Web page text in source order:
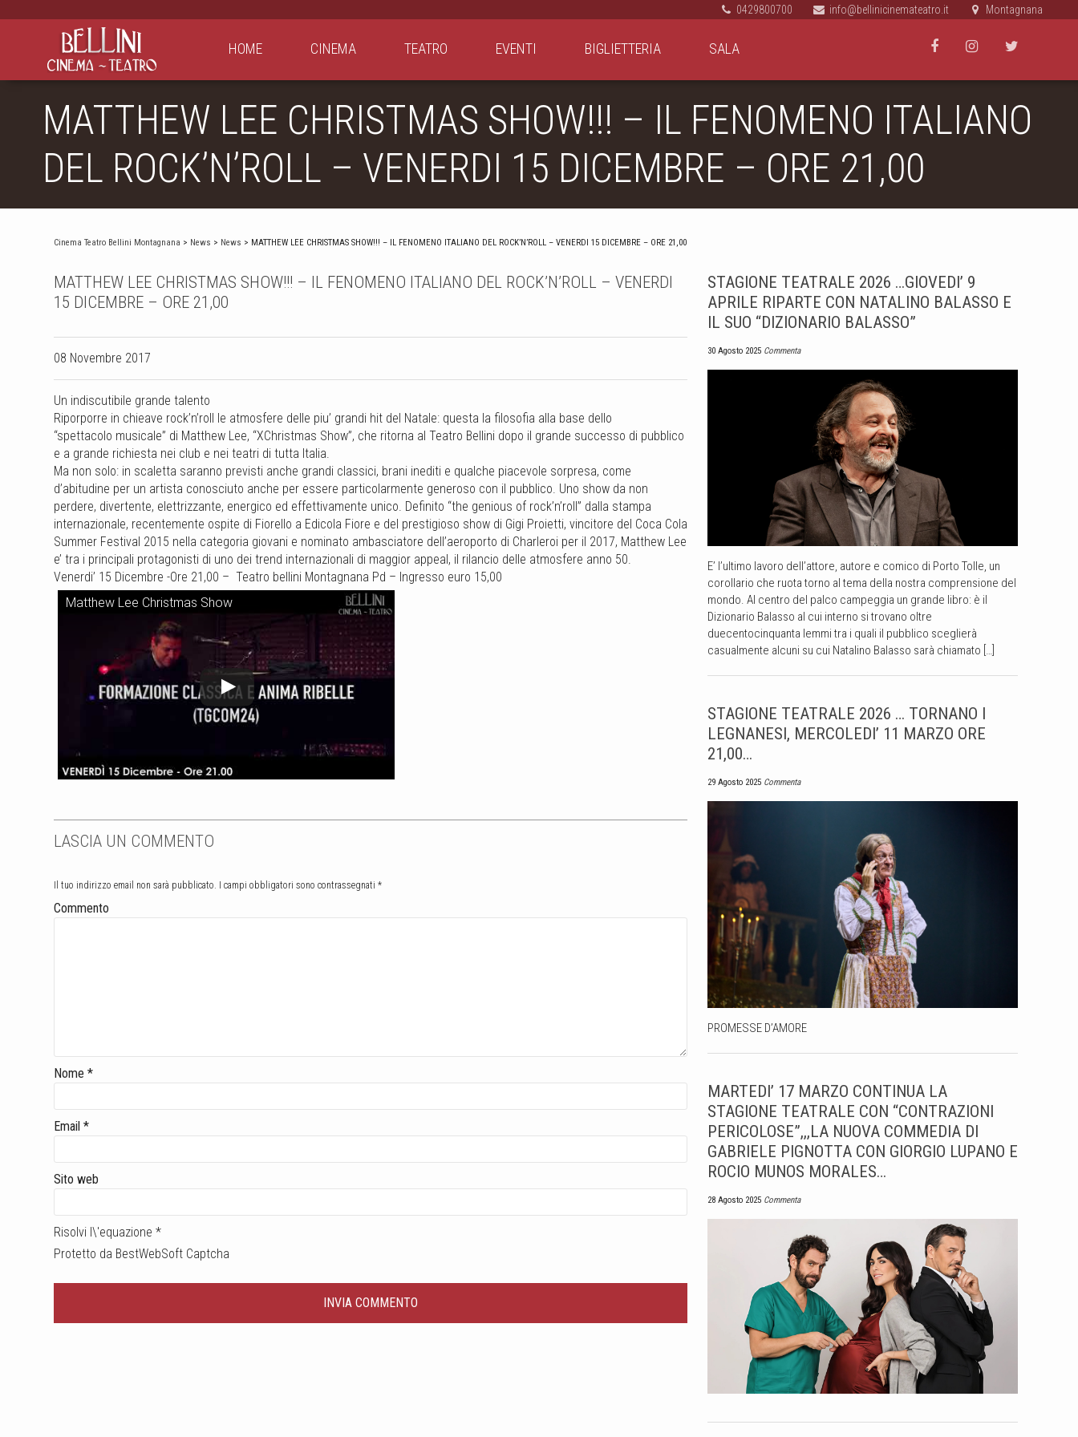
0429800700 info@bellinicinemateatro.it Montagnana
HOME CINEMA TEATRO EVENTI BIGLIETTERIA SALA
MATTHEW LEE CHRISTMAS SHOW!!! – IL FENOMENO ITALIANO
DEL ROCK’N’ROLL – VENERDI 15 DICEMBRE – ORE 21,00
Cinema Teatro Bellini Montagnana > News > News > MATTHEW LEE CHRISTMAS SHOW!!! – IL FENOMENO ITALIANO DEL ROCK’N’ROLL – VENERDI 15 DICEMBRE – ORE 21,00
MATTHEW LEE CHRISTMAS SHOW!!! – IL FENOMENO ITALIANO DEL ROCK’N’ROLL – VENERDI
15 DICEMBRE – ORE 21,00
08 Novembre 2017
Un indiscutibile grande talento
Riporporre in chieave rock’n’roll le atmosfere delle piu’ grandi hit del Natale: questa la filosofia alla base dello
“spettacolo musicale” di Matthew Lee, “XChristmas Show”, che ritorna al Teatro Bellini dopo il grande successo di pubblico
e a grande richiesta nei club e nei teatri di tutta Italia.
Ma non solo: in scaletta saranno previsti anche grandi classici, brani inediti e qualche piacevole sorpresa, come
d’abitudine per un artista conosciuto anche per essere particolarmente generoso con il pubblico. Uno show da non
perdere, divertente, elettrizzante, energico ed effettivamente unico. Definito “the genious of rock’n’roll” dalla stampa
internazionale, recentemente ospite di Fiorello a Edicola Fiore e del prestigioso show di Gigi Proietti, vincitore del Coca Cola
Summer Festival 2015 nella categoria giovani e nominato ambasciatore dell’aeroporto di Charleroi per il 2017, Matthew Lee
e’ tra i principali protagonisti di uno dei trend internazionali di maggior appeal, il rilancio delle atmosfere anno 50.
Venerdi’ 15 Dicembre -Ore 21,00 – Teatro bellini Montagnana Pd – Ingresso euro 15,00
Matthew Lee Christmas Show
LASCIA UN COMMENTO
Il tuo indirizzo email non sarà pubblicato. I campi obbligatori sono contrassegnati*
Commento
Nome*
Email*
Sito web
Risolvi l\'equazione *
Protetto da BestWebSoft Captcha
STAGIONE TEATRALE 2026 …GIOVEDI’ 9
APRILE RIPARTE CON NATALINO BALASSO E
IL SUO “DIZIONARIO BALASSO”
30 Agosto 2025 Commenta
E’ l’ultimo lavoro dell’attore, autore e comico di Porto Tolle, un
corollario che ruota torno al tema della nostra comprensione del
mondo. Al centro del palco campeggia un grande libro: è il
Dizionario Balasso al cui interno si trovano oltre
duecentocinquanta lemmi tra i quali il pubblico sceglierà
casualmente alcuni su cui Natalino Balasso sarà chiamato […]
STAGIONE TEATRALE 2026 … TORNANO I
LEGNANESI, MERCOLEDI’ 11 MARZO ORE
21,00…
29 Agosto 2025 Commenta
PROMESSE D’AMORE
MARTEDI’ 17 MARZO CONTINUA LA
STAGIONE TEATRALE CON “CONTRAZIONI
PERICOLOSE”,,,LA NUOVA COMMEDIA DI
GABRIELE PIGNOTTA CON GIORGIO LUPANO E
ROCIO MUNOS MORALES…
28 Agosto 2025 Commenta